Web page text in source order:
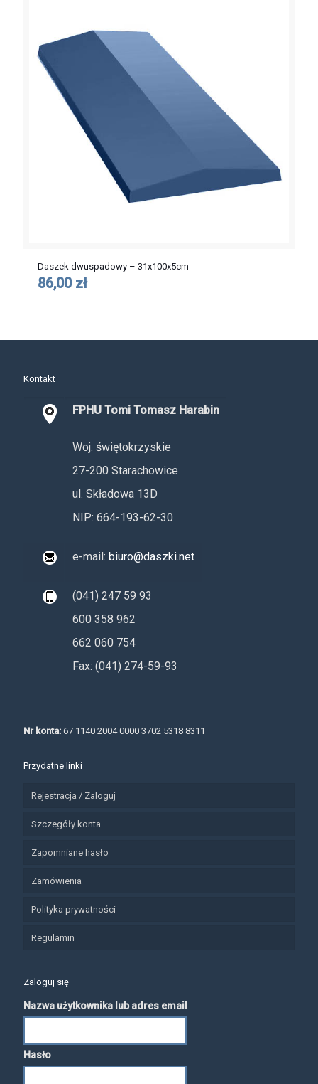
Daszek dwuspadowy – 31x100x5cm
86,00 zł
Kontakt
FPHU Tomi Tomasz Harabin
Woj. świętokrzyskie
27-200 Starachowice
ul. Składowa 13D
NIP: 664-193-62-30
e-mail: biuro@daszki.net
(041) 247 59 93
600 358 962
662 060 754
Fax: (041) 274-59-93
Nr konta: 67 1140 2004 0000 3702 5318 8311
Przydatne linki
Rejestracja / Zaloguj
Szczegóły konta
Zapomniane hasło
Zamówienia
Polityka prywatności
Regulamin
Zaloguj się
Nazwa użytkownika lub adres email
Hasło